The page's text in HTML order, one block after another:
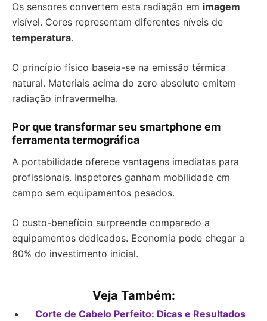
Os sensores convertem esta radiação em imagem
visível. Cores representam diferentes níveis de
temperatura.
O princípio físico baseia-se na emissão térmica
natural. Materiais acima do zero absoluto emitem
radiação infravermelha.
Por que transformar seu smartphone em
ferramenta termográfica
A portabilidade oferece vantagens imediatas para
profissionais. Inspetores ganham mobilidade em
campo sem equipamentos pesados.
O custo-benefício surpreende comparedo a
equipamentos dedicados. Economia pode chegar a
80% do investimento inicial.
Veja Também:
Corte de Cabelo Perfeito: Dicas e Resultados